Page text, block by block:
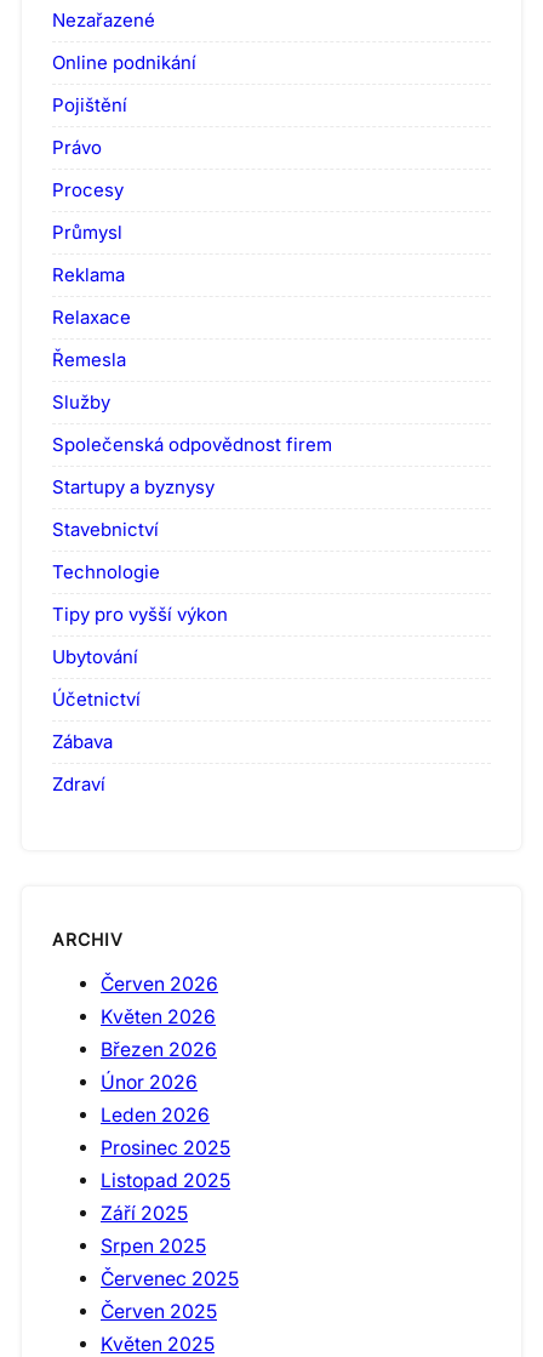
Nezařazené
Online podnikání
Pojištění
Právo
Procesy
Průmysl
Reklama
Relaxace
Řemesla
Služby
Společenská odpovědnost firem
Startupy a byznysy
Stavebnictví
Technologie
Tipy pro vyšší výkon
Ubytování
Účetnictví
Zábava
Zdraví
ARCHIV
Červen 2026
Květen 2026
Březen 2026
Únor 2026
Leden 2026
Prosinec 2025
Listopad 2025
Září 2025
Srpen 2025
Červenec 2025
Červen 2025
Květen 2025